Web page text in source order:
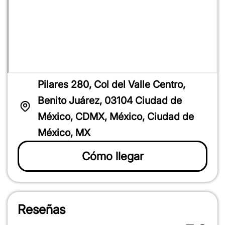
Pilares 280, Col del Valle Centro,
Benito Juárez, 03104 Ciudad de
México, CDMX, México, Ciudad de
México, MX
Cómo llegar
Reseñas